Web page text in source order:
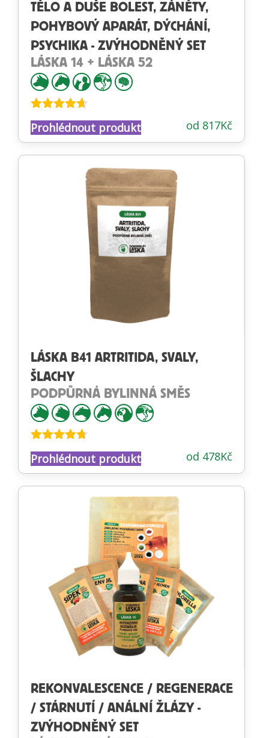
TĚLO A DUŠE BOLEST, ZÁNĚTY,
POHYBOVÝ APARÁT, DÝCHÁNÍ,
PSYCHIKA - ZVÝHODNĚNÝ SET
LÁSKA 14 + LÁSKA 52
Hodnocení
4.60z 5 od 817Kč
Prohlédnout produkt
LÁSKA B41 ARTRITIDA, SVALY,
ŠLACHY
PODPŮRNÁ BYLINNÁ SMĚS
Hodnocení
4.64z 5 od 478Kč
Prohlédnout produkt
REKONVALESCENCE / REGENERACE
/ STÁRNUTÍ / ANÁLNÍ ŽLÁZY -
ZVÝHODNĚNÝ SET